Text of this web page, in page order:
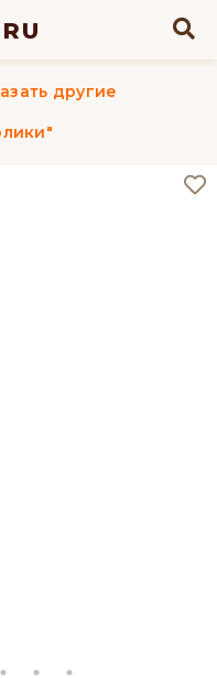
другие